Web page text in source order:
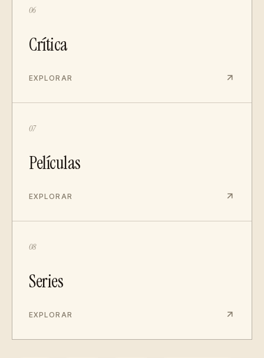
06
Crítica
EXPLORAR
07
Películas
EXPLORAR
08
Series
EXPLORAR